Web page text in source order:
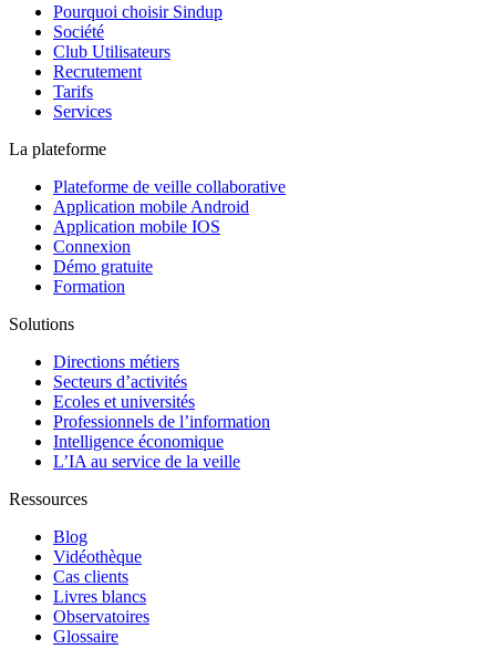
Pourquoi choisir Sindup
Société
Club Utilisateurs
Recrutement
Tarifs
Services
La plateforme
Plateforme de veille collaborative
Application mobile Android
Application mobile IOS
Connexion
Démo gratuite
Formation
Solutions
Directions métiers
Secteurs d’activités
Ecoles et universités
Professionnels de l’information
Intelligence économique
L’IA au service de la veille
Ressources
Blog
Vidéothèque
Cas clients
Livres blancs
Observatoires
Glossaire